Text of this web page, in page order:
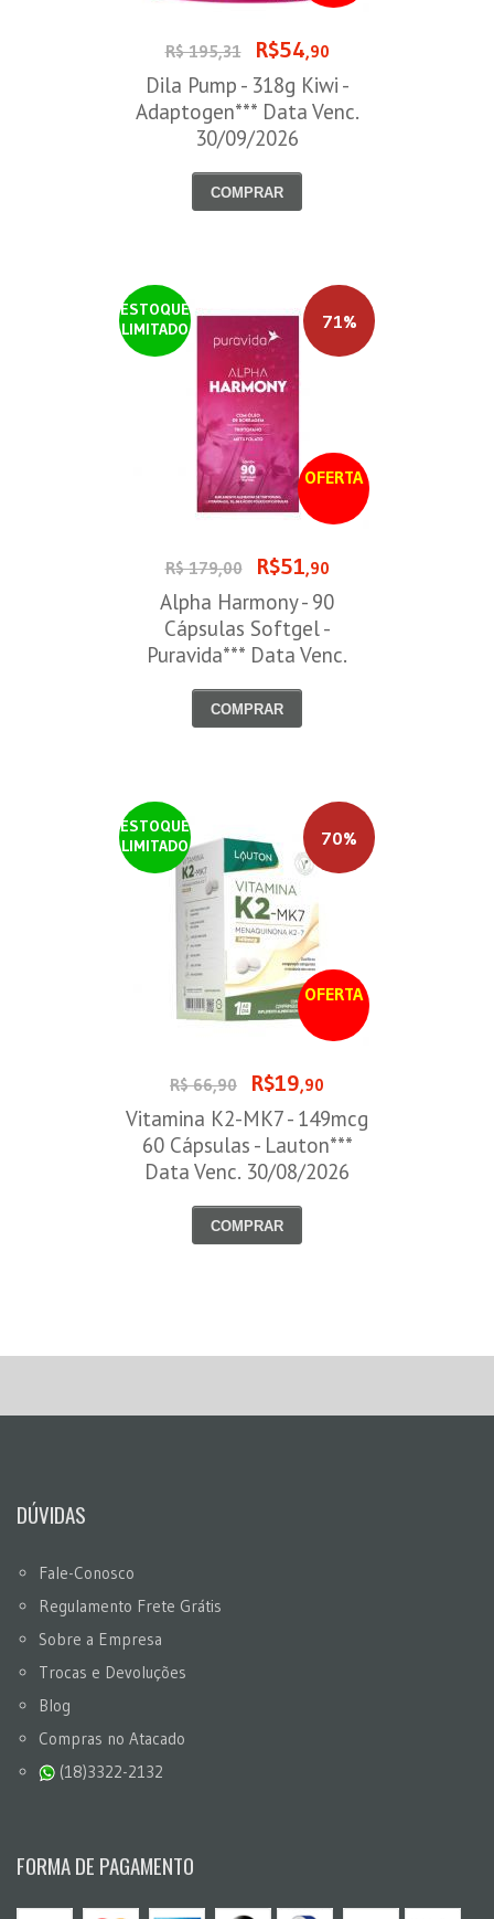
R$ 195,31 R$54,90
Dila Pump - 318g Kiwi -
Adaptogen*** Data Venc.
30/09/2026
COMPRAR
ESTOQUE
LIMITADO
OFERTA
71%
R$ 179,00 R$51,90
Alpha Harmony - 90
Cápsulas Softgel -
Puravida*** Data Venc.
COMPRAR
ESTOQUE
LIMITADO
OFERTA
70%
R$ 66,90 R$19,90
Vitamina K2-MK7 - 149mcg
60 Cápsulas - Lauton***
Data Venc. 30/08/2026
COMPRAR
DÚVIDAS
Fale-Conosco
Regulamento Frete Grátis
Sobre a Empresa
Trocas e Devoluções
Blog
Compras no Atacado
(18)3322-2132
FORMA DE PAGAMENTO